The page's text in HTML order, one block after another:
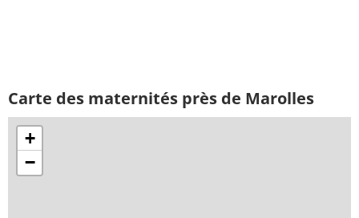
Carte des maternités près de Marolles
+
−